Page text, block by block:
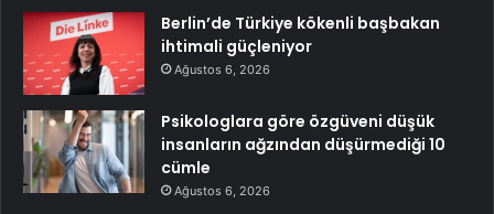
Berlin’de Türkiye kökenli başbakan
ihtimali güçleniyor
Ağustos 6, 2026
Psikologlara göre özgüveni düşük
insanların ağzından düşürmediği 10
cümle
Ağustos 6, 2026